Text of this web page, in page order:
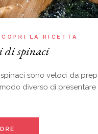
LA RICETTA
spinaci
sono veloci da
diverso di